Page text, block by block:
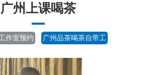
广州上课喝茶
作室预约
广州品茶喝茶自带工